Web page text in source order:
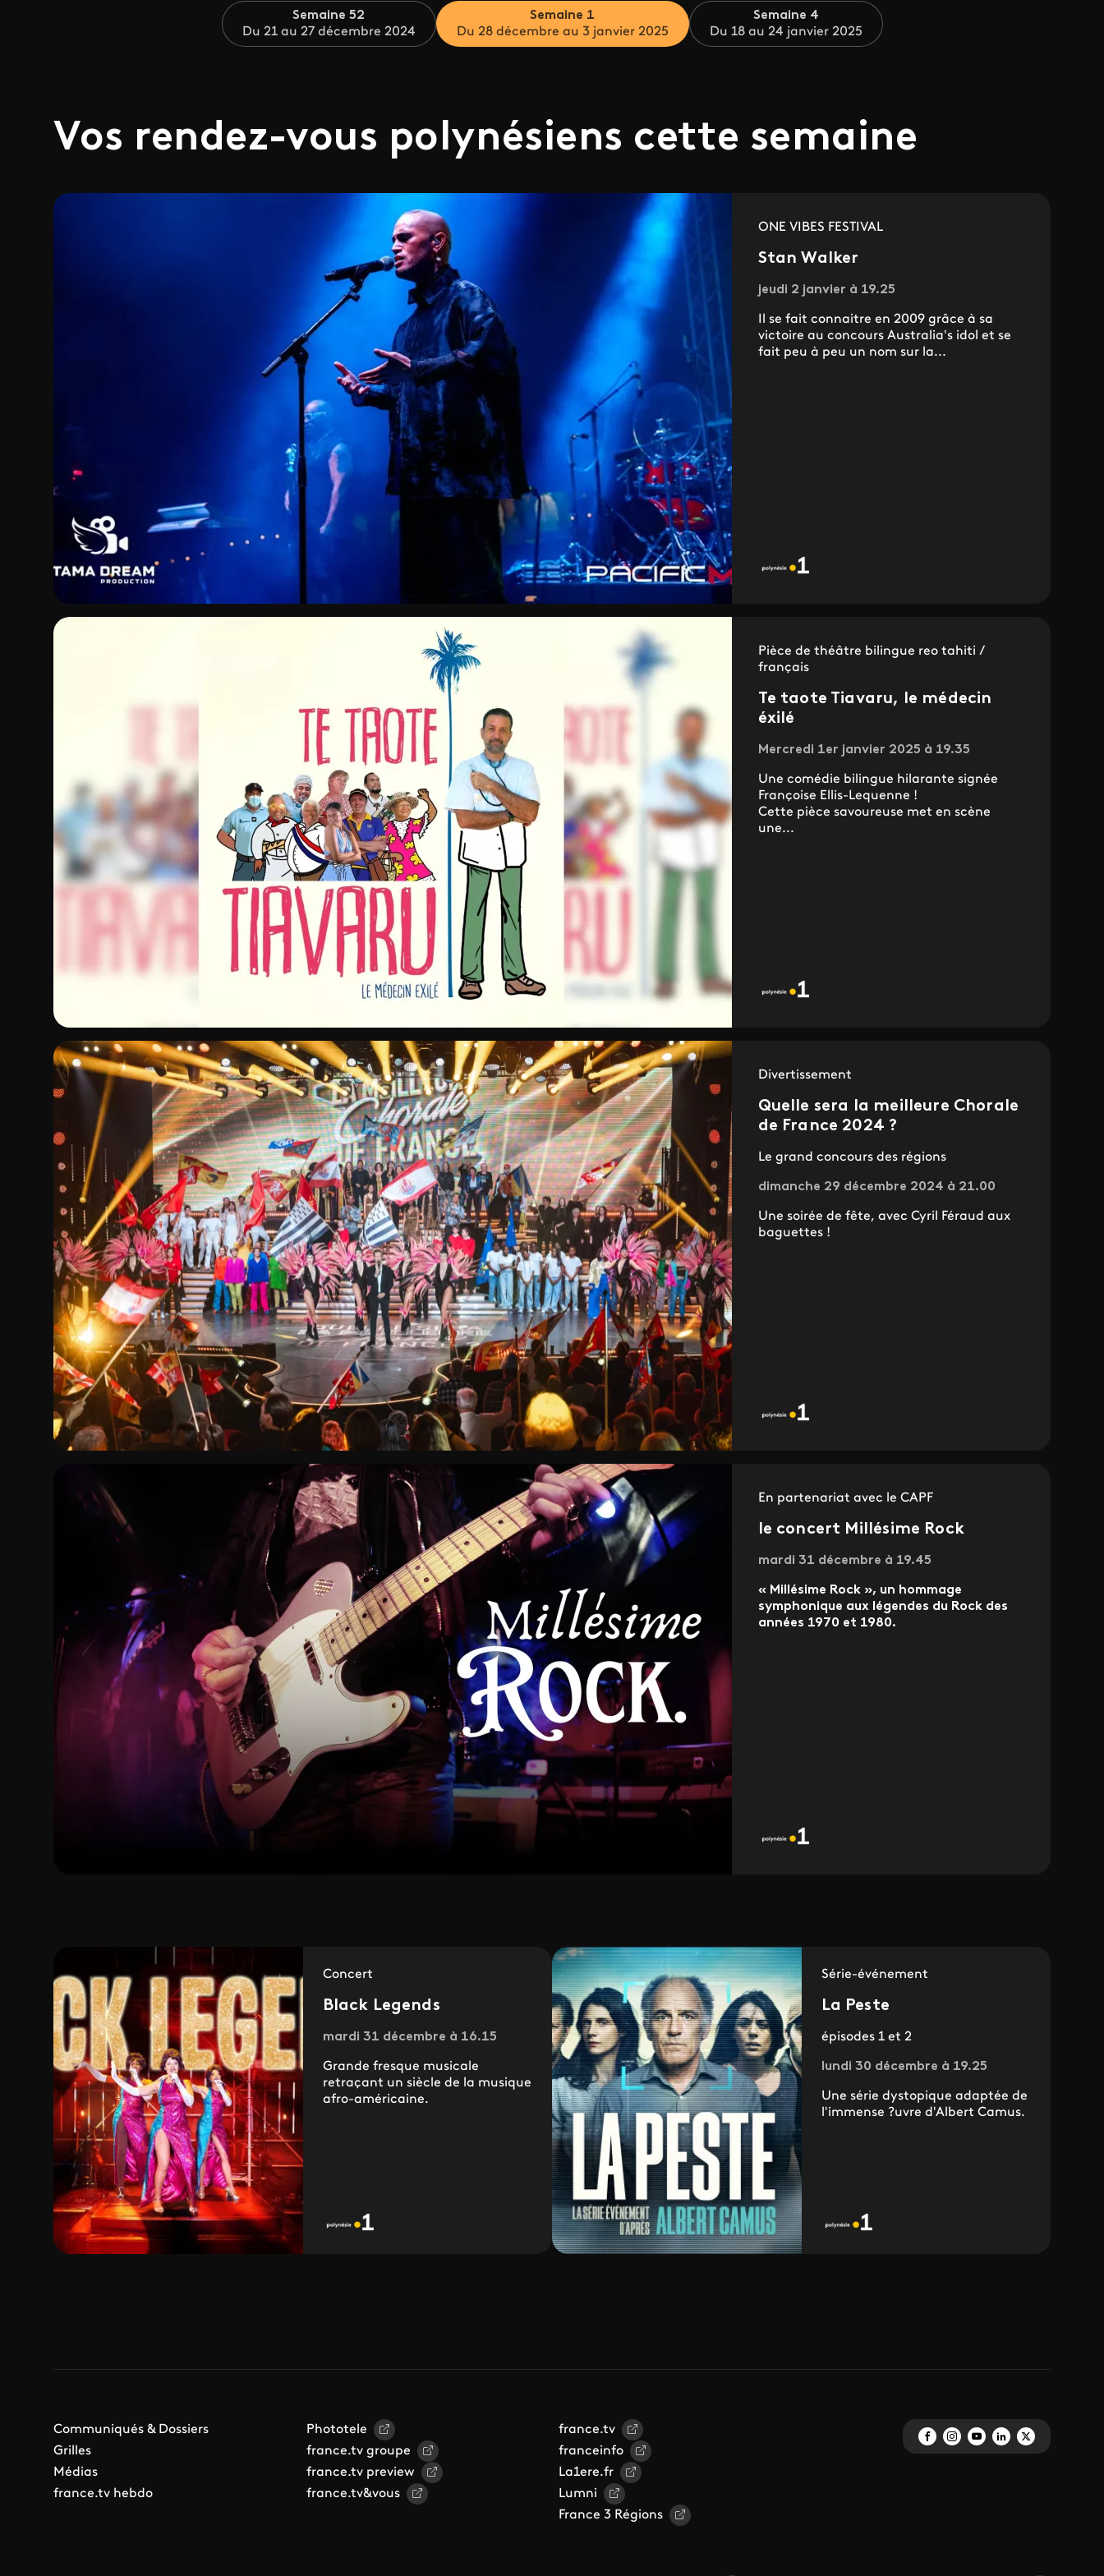
Semaine 52
Du 21 au 27 décembre 2024
Semaine 1
Du 28 décembre au 3 janvier 2025
Semaine 4
Du 18 au 24 janvier 2025
Vos rendez-vous polynésiens cette semaine
ONE VIBES FESTIVAL
Stan Walker
jeudi 2 janvier à 19.25
Il se fait connaitre en 2009 grâce à sa
victoire au concours Australia's idol et se
fait peu à peu un nom sur la...
Pièce de théâtre bilingue reo tahiti /
français
Te taote Tiavaru, le médecin
éxilé
Mercredi 1er janvier 2025 à 19.35
Une comédie bilingue hilarante signée
Françoise Ellis-Lequenne !
Cette pièce savoureuse met en scène
une...
Divertissement
Quelle sera la meilleure Chorale
de France 2024 ?
Le grand concours des régions
dimanche 29 décembre 2024 à 21.00
Une soirée de fête, avec Cyril Féraud aux
baguettes !
En partenariat avec le CAPF
le concert Millésime Rock
mardi 31 décembre à 19.45
« Millésime Rock », un hommage
symphonique aux légendes du Rock des
années 1970 et 1980.
Concert
Black Legends
mardi 31 décembre à 16.15
Grande fresque musicale
retraçant un siècle de la musique
afro-américaine.
Série-événement
La Peste
épisodes 1 et 2
lundi 30 décembre à 19.25
Une série dystopique adaptée de
l'immense ?uvre d'Albert Camus.
Communiqués & Dossiers
Grilles
Médias
france.tv hebdo
Phototele
france.tv groupe
france.tv preview
france.tv&vous
france.tv
franceinfo
La1ere.fr
Lumni
France 3 Régions